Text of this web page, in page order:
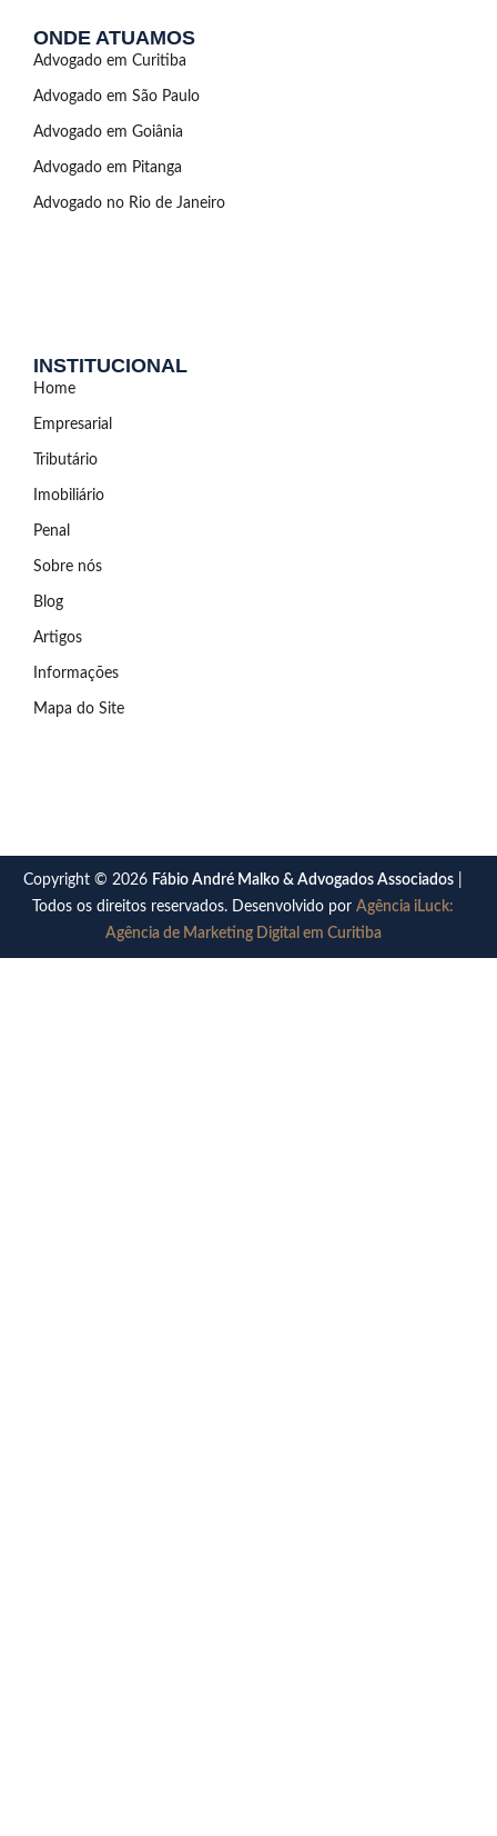
ONDE ATUAMOS
Advogado em Curitiba
Advogado em São Paulo
Advogado em Goiânia
Advogado em Pitanga
Advogado no Rio de Janeiro
INSTITUCIONAL
Home
Empresarial
Tributário
Imobiliário
Penal
Sobre nós
Blog
Artigos
Informações
Mapa do Site
Copyright © 2026 Fábio André Malko & Advogados Associados
Todos os direitos reservados. Desenvolvido por Agência iLuck:
Agência de Marketing Digital em Curitiba